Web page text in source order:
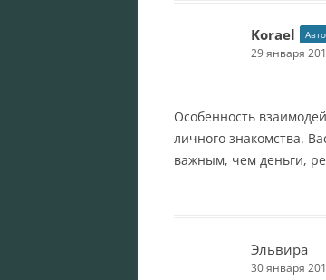
Korael
29 января
Особенность
личного знакомства.
важным, чем деньги,
Эльвира
30 января